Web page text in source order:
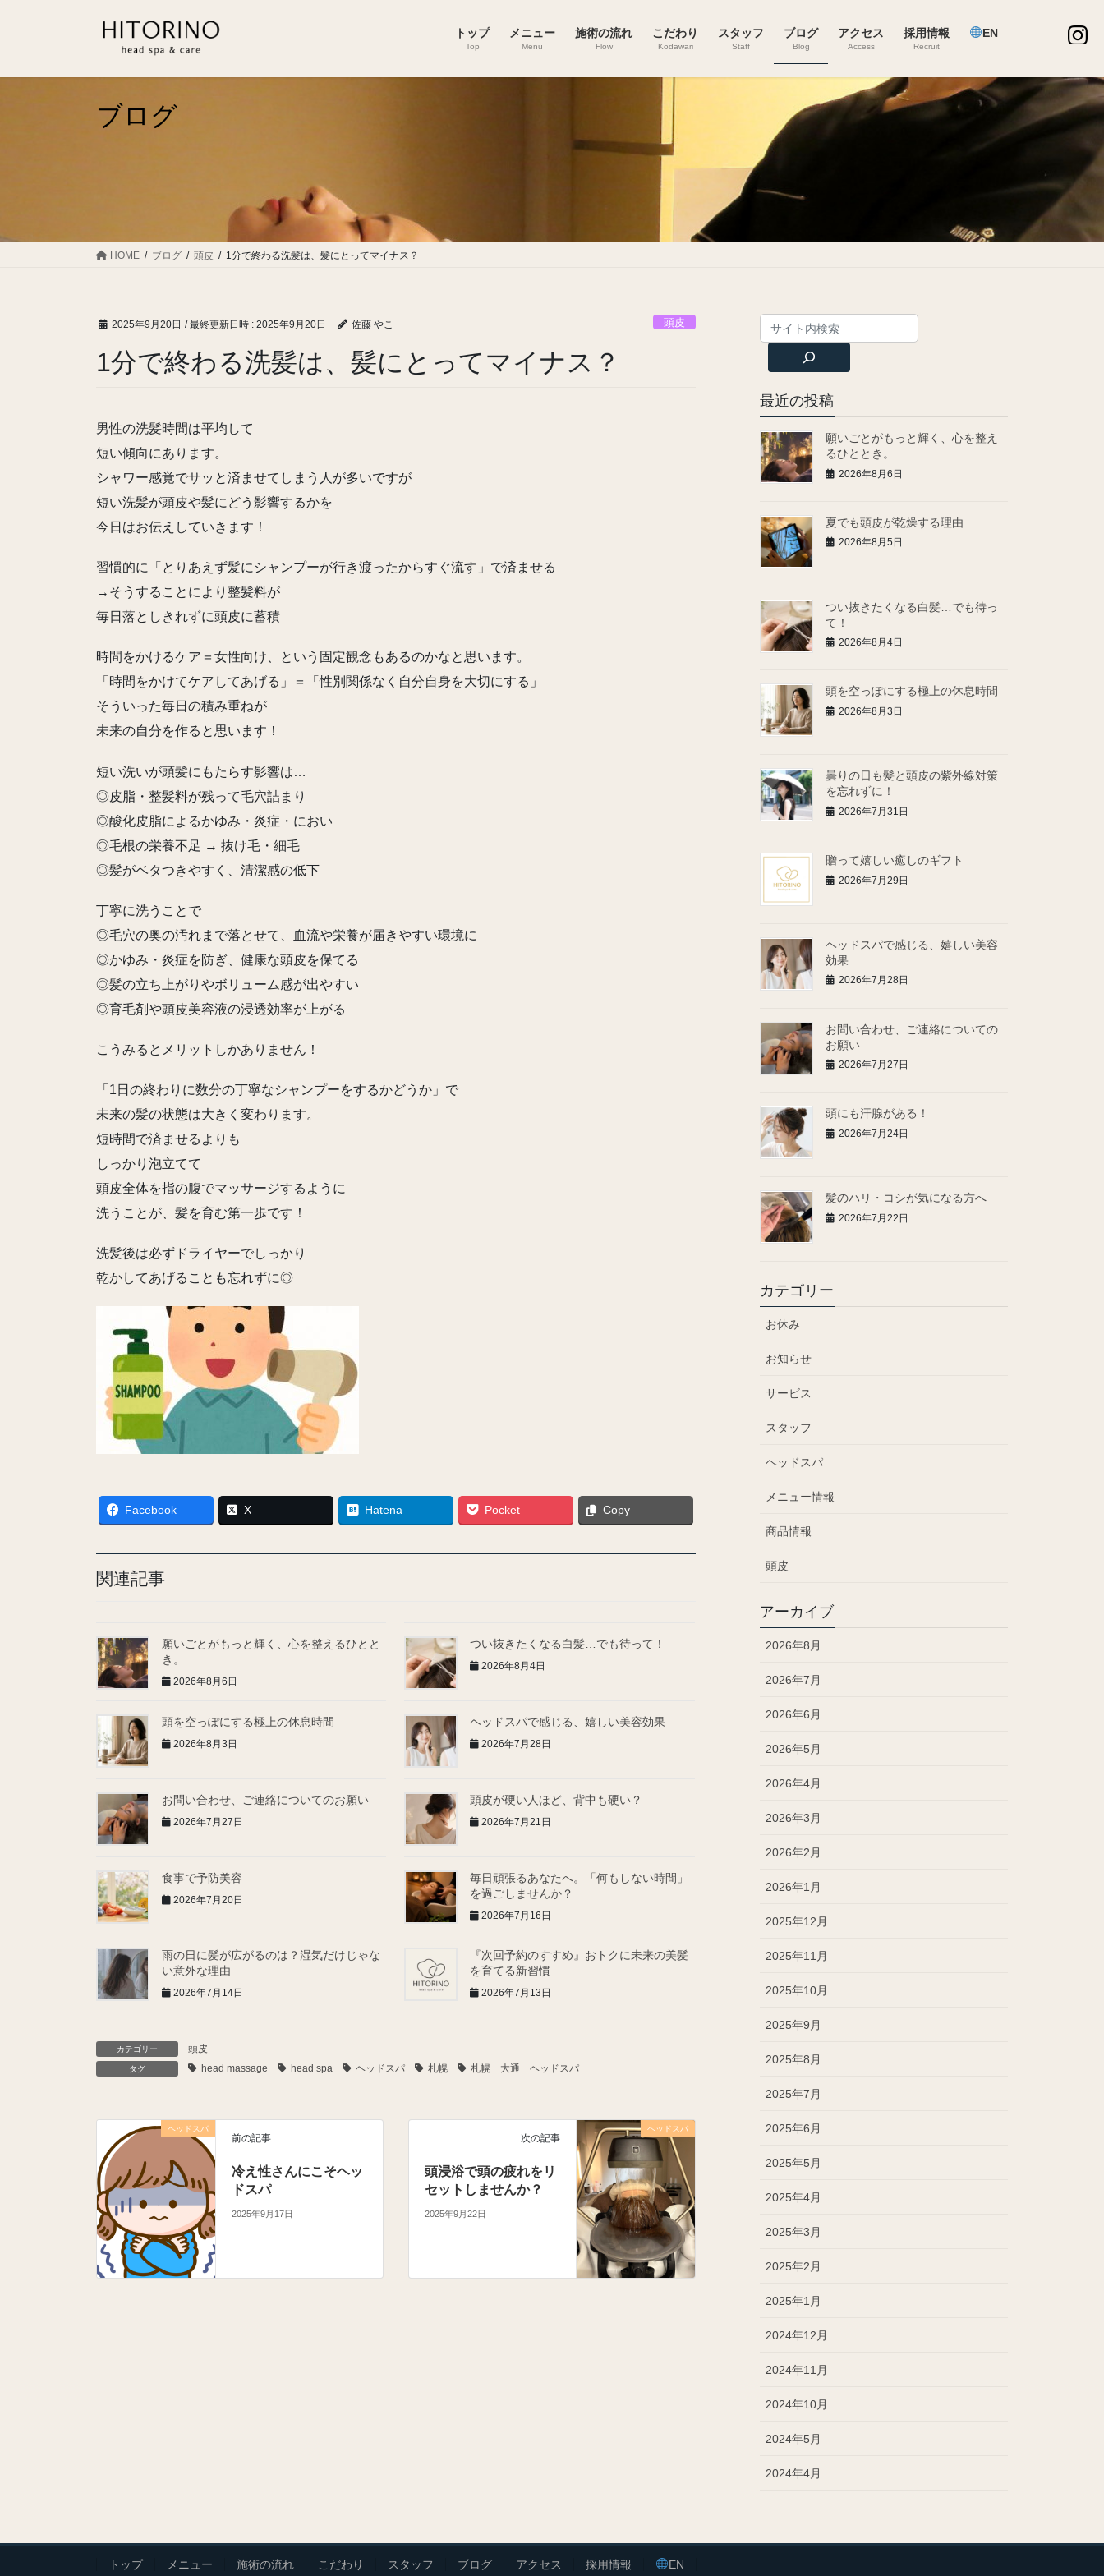
トップ
Top
メニュー
Menu
施術の流れ
Flow
こだわり
Kodawari
スタッフ
Staff
ブログ
Blog
アクセス
Access
採用情報
Recruit
EN
ブログ
HOME ブログ 頭皮 1分で終わる洗髪は、髪にとってマイナス？
2025年9月20日 / 最終更新日時 : 2025年9月20日 佐藤 やこ 頭皮
1分で終わる洗髪は、髪にとってマイナス？
男性の洗髪時間は平均して
短い傾向にあります。
シャワー感覚でサッと済ませてしまう人が多いですが
短い洗髪が頭皮や髪にどう影響するかを
今日はお伝えしていきます！
習慣的に「とりあえず髪にシャンプーが行き渡ったからすぐ流す」で済ませる
→そうすることにより整髪料が
毎日落としきれずに頭皮に蓄積
時間をかけるケア＝女性向け、という固定観念もあるのかなと思います。
「時間をかけてケアしてあげる」＝「性別関係なく自分自身を大切にする」
そういった毎日の積み重ねが
未来の自分を作ると思います！
短い洗いが頭髪にもたらす影響は…
◎皮脂・整髪料が残って毛穴詰まり
◎酸化皮脂によるかゆみ・炎症・におい
◎毛根の栄養不足 → 抜け毛・細毛
◎髪がベタつきやすく、清潔感の低下
丁寧に洗うことで
◎毛穴の奥の汚れまで落とせて、血流や栄養が届きやすい環境に
◎かゆみ・炎症を防ぎ、健康な頭皮を保てる
◎髪の立ち上がりやボリューム感が出やすい
◎育毛剤や頭皮美容液の浸透効率が上がる
こうみるとメリットしかありません！
「1日の終わりに数分の丁寧なシャンプーをするかどうか」で
未来の髪の状態は大きく変わります。
短時間で済ませるよりも
しっかり泡立てて
頭皮全体を指の腹でマッサージするように
洗うことが、髪を育む第一歩です！
洗髪後は必ずドライヤーでしっかり
乾かしてあげることも忘れずに◎
Facebook X Hatena Pocket Copy
関連記事
願いごとがもっと輝く、心を整えるひとと
き。
2026年8月6日
つい抜きたくなる白髪…でも待って！
2026年8月4日
頭を空っぽにする極上の休息時間
2026年8月3日
ヘッドスパで感じる、嬉しい美容効果
2026年7月28日
お問い合わせ、ご連絡についてのお願い
2026年7月27日
頭皮が硬い人ほど、背中も硬い？
2026年7月21日
食事で予防美容
2026年7月20日
毎日頑張るあなたへ。「何もしない時間」
を過ごしませんか？
2026年7月16日
雨の日に髪が広がるのは？湿気だけじゃな
い意外な理由
2026年7月14日
『次回予約のすすめ』おトクに未来の美髪
を育てる新習慣
2026年7月13日
カテゴリー 頭皮
タグ head massage head spa ヘッドスパ 札幌 札幌 大通 ヘッドスパ
ヘッドスパ
前の記事
冷え性さんにこそヘッ
ドスパ
2025年9月17日
ヘッドスパ
次の記事
頭浸浴で頭の疲れをリ
セットしませんか？
2025年9月22日
最近の投稿
願いごとがもっと輝く、心を整え
るひととき。
2026年8月6日
夏でも頭皮が乾燥する理由
2026年8月5日
つい抜きたくなる白髪…でも待っ
て！
2026年8月4日
頭を空っぽにする極上の休息時間
2026年8月3日
曇りの日も髪と頭皮の紫外線対策
を忘れずに！
2026年7月31日
贈って嬉しい癒しのギフト
2026年7月29日
ヘッドスパで感じる、嬉しい美容
効果
2026年7月28日
お問い合わせ、ご連絡についての
お願い
2026年7月27日
頭にも汗腺がある！
2026年7月24日
髪のハリ・コシが気になる方へ
2026年7月22日
カテゴリー
お休み
お知らせ
サービス
スタッフ
ヘッドスパ
メニュー情報
商品情報
頭皮
アーカイブ
2026年8月
2026年7月
2026年6月
2026年5月
2026年4月
2026年3月
2026年2月
2026年1月
2025年12月
2025年11月
2025年10月
2025年9月
2025年8月
2025年7月
2025年6月
2025年5月
2025年4月
2025年3月
2025年2月
2025年1月
2024年12月
2024年11月
2024年10月
2024年5月
2024年4月
トップ メニュー 施術の流れ こだわり スタッフ ブログ アクセス 採用情報 EN